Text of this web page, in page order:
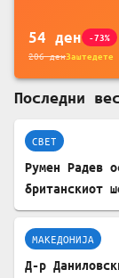
54 ден -73%
206денЗаштедете
Последни
СВЕТ
Румен Радев
британскиот
МАКЕДОНИЈА
Д-р